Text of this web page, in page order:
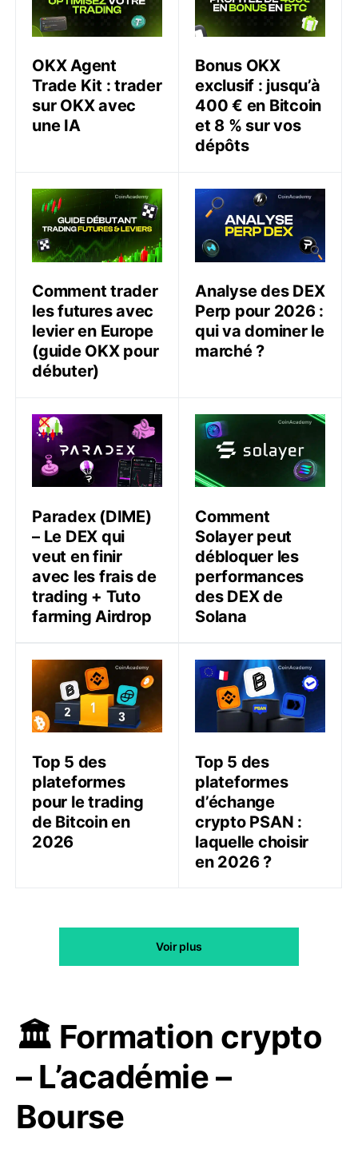
OKX Agent
Trade Kit : trader
sur OKX avec
une IA
Bonus OKX
exclusif : jusqu’à
400 € en Bitcoin
et 8 % sur vos
dépôts
Comment trader les futures avec levier en Europe
Comment trader
les futures avec
levier en Europe
(guide OKX pour
débuter)
Analyse des DEX Perp
Analyse des DEX
Perp pour 2026 :
qui va dominer le
marché ?
Paradex (DIME) – Le DEX qui veut en finir avec les
Paradex (DIME)
– Le DEX qui
veut en finir
avec les frais de
trading + Tuto
farming Airdrop
Comment Solayer peut
Comment
Solayer peut
débloquer les
performances
des DEX de
Solana
Top 5 des plateformes pour le trading de Bitcoin en
Top 5 des
plateformes
pour le trading
de Bitcoin en
2026
Top 5 des plateformes
Top 5 des
plateformes
d’échange
crypto PSAN :
laquelle choisir
en 2026 ?
Voir plus
🏛️ Formation crypto
– L’académie –
Bourse